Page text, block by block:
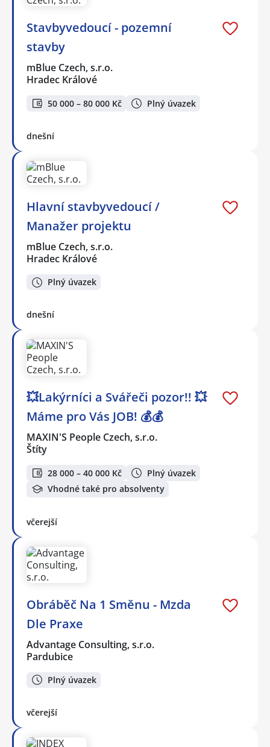
Stavbyvedoucí - pozemní
stavby
mBlue Czech, s.r.o.
Hradec Králové
50 000 – 80 000 Kč Plný úvazek
dnešní
Hlavní stavbyvedoucí /
Manažer projektu
mBlue Czech, s.r.o.
Hradec Králové
Plný úvazek
dnešní
💥Lakýrníci a Svářeči pozor!! 💥
Máme pro Vás JOB! 💰💰
MAXIN'S People Czech, s.r.o.
Štíty
28 000 – 40 000 Kč
Plný úvazek
Vhodné také pro absolventy
včerejší
Obráběč Na 1 Směnu - Mzda
Dle Praxe
Advantage Consulting, s.r.o.
Pardubice
Plný úvazek
včerejší